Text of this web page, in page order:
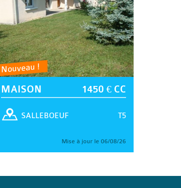
Nouveau !
MAISON 1450 € CC
T5
SALLEBOEUF
Mise à jour le 06/08/26